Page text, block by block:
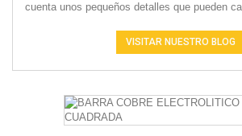
cuenta unos pequeños detalles que pueden
VISITAR NUESTRO BLOG